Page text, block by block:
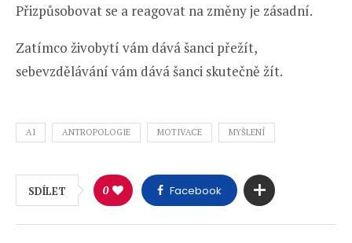
Přizpůsobovat se a reagovat na změny je zásadní.
Zatímco živobytí vám dává šanci přežít,
sebevzdělávání vám dává šanci skutečně žít.
AI ANTROPOLOGIE MOTIVACE MYŠLENÍ
SDÍLET 0 Facebook